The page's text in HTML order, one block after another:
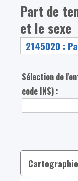
Part de
et le sexe
Sélection de
code INS) :
Cartographie